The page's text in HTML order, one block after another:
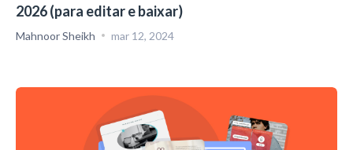
2026 (para editar e baixar)
Mahnoor Sheikh mar 12, 2024